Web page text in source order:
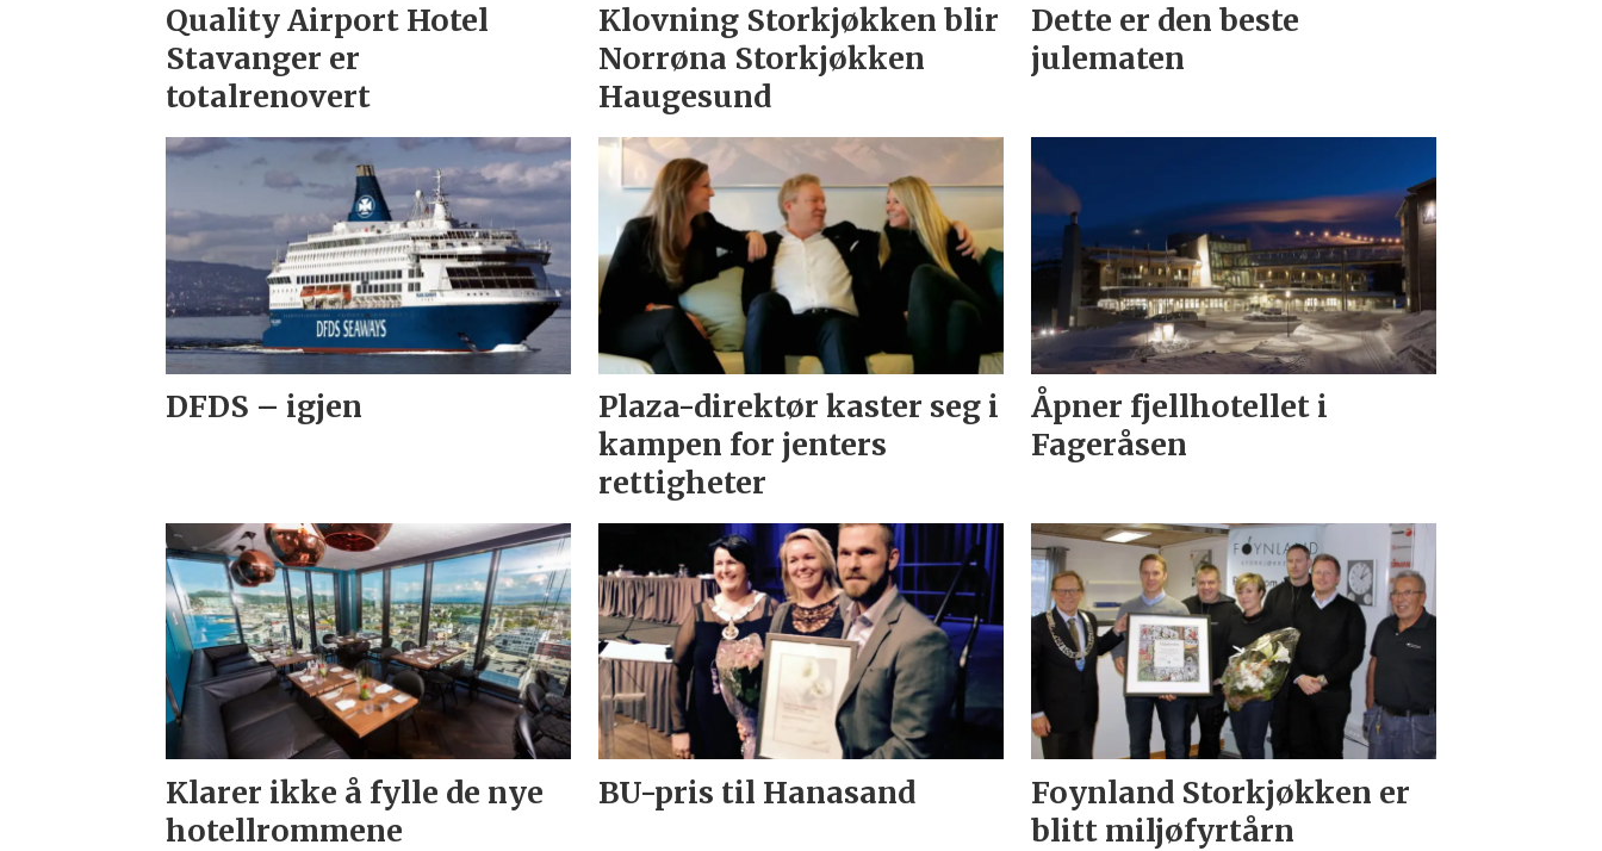
Quality Airport Hotel
Stavanger er
totalrenovert
Klovning Storkjøkken blir
Norrøna Storkjøkken
Haugesund
Dette er den beste
julematen
DFDS – igjen
Plaza-direktør kaster seg i
kampen for jenters
rettigheter
Åpner fjellhotellet i
Fageråsen
Klarer ikke å fylle de nye
hotellrommene
BU-pris til Hanasand
Foynland Storkjøkken er
blitt miljøfyrtårn